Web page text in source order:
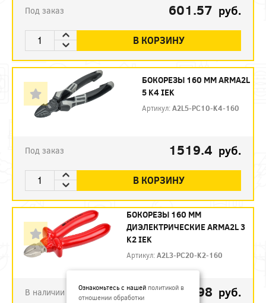
Под заказ 601.57 руб.
В КОРЗИНУ
БОКОРЕЗЫ 160 ММ ARMA2L
5 K4 IEK
Артикул:A2L5-PC10-K4-160
Под заказ 1519.4 руб.
В КОРЗИНУ
БОКОРЕЗЫ 160 ММ
ДИЭЛЕКТРИЧЕСКИЕ ARMA2L 3
K2 IEK
Артикул:A2L3-PC20-K2-160
В наличии 792.98 руб.
Ознакомьтесь с нашей политикой в
отношении обработки